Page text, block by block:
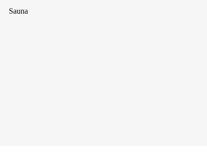
Sauna